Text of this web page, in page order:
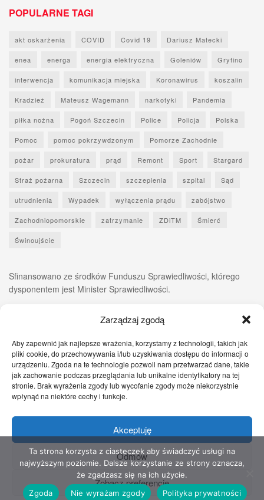
Zarządzaj zgodą
Aby zapewnić jak najlepsze wrażenia, korzystamy z technologii, takich jak
pliki cookie, do przechowywania i/lub uzyskiwania dostępu do informacji o
urządzeniu. Zgoda na te technologie pozwoli nam przetwarzać dane, takie
jak zachowanie podczas przeglądania lub unikalne identyfikatory na tej
stronie. Brak wyrażenia zgody lub wycofanie zgody może niekorzystnie
wpłynąć na niektóre cechy i funkcje.
Akceptuję
Odmów
Zobacz preferencje
POPULARNE TAGI
akt oskarżenia COVID Covid 19 Dariusz Matecki
enea energa energia elektryczna Goleniów Gryfino
interwencja komunikacja miejska Koronawirus koszalin
Kradzież Mateusz Wagemann narkotyki Pandemia
piłka nożna Pogoń Szczecin Police Policja Polska
Pomoc pomoc pokrzywdzonym Pomorze Zachodnie
pożar prokuratura prąd Remont Sport Stargard
Straż pożarna Szczecin szczepienia szpital Sąd
utrudnienia Wypadek wyłączenia prądu zabójstwo
Zachodniopomorskie zatrzymanie ZDiTM Śmierć
Świnoujście
Sfinansowano ze środków Funduszu Sprawiedliwości, którego
dysponentem jest Minister Sprawiedliwości.
Zgłoś nam! Szczecińskie Wiadomości Sport
Zdrowie
Prawo
Pomoc Prawna Kontakt
Copyright © 2022 Stowarzyszenie Przyjaciół Zdrowia - Wszelkie prawa
zastrzeżone
Ta strona korzysta z ciasteczek aby świadczyć usługi na
najwyższym poziomie. Dalsze korzystanie ze strony oznacza,
że zgadzasz się na ich użycie.
Zgoda
Nie wyrażam zgody Polityka prywatności